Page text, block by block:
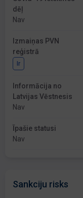
dēļ
Nav
Izmaiņas PVN
reģistrā
Ir
Informācija no
Latvijas Vēstnesis
Nav
Īpašie statusi
Nav
Sankciju risks